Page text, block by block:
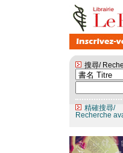
搜尋/
精確搜尋/
Recherche